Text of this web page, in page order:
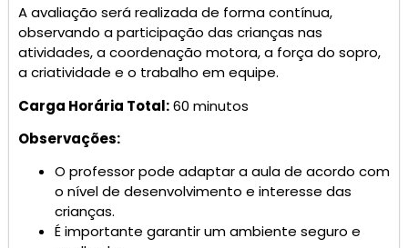
A avaliação será realizada de forma contínua,
observando a participação das crianças nas
atividades, a coordenação motora, a força do sopro,
a criatividade e o trabalho em equipe.
Carga Horária Total:60 minutos
Observações:
O professor pode adaptar a aula de acordo com
o nível de desenvolvimento e interesse das
crianças.
É importante garantir um ambiente seguro e